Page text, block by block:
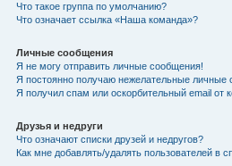
Что такое группа по умолчанию?
Что означает ссылка «Наша команда»?
Личные сообщения
Я не могу отправить личные сообщения!
Я постоянно получаю нежелательные личные
Я получил спам или оскорбительный email от
Друзья и недруги
Что означают списки друзей и недругов?
Как мне добавлять/удалять пользователей в